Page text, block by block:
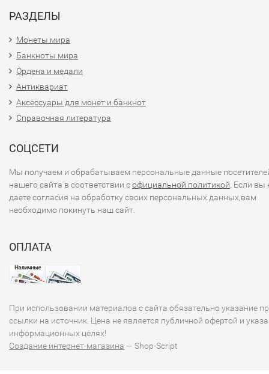
РАЗДЕЛЫ
Монеты мира
Банкноты мира
Ордена и медали
Антиквариат
Аксессуары для монет и банкнот
Справочная литература
СОЦСЕТИ
Мы получаем и обрабатываем персональные данные
нашего сайта в соответствии софициальной политикой . Если вы
даете согласия на обработку своих персональных данных,вам
необходимо покинуть наш сайт.
ОПЛАТА
При использовании материалов с сайта обязательно указание
ссылки на источник. Цена не является публичной офертой и
информационных целях!
Создание интернет-магазина — Shop-Script